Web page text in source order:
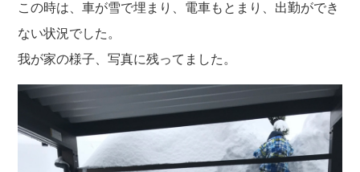
この時は、車が雪で埋まり、電車もとまり、出勤ができ
ない状況でした。
我が家の様子、写真に残ってました。